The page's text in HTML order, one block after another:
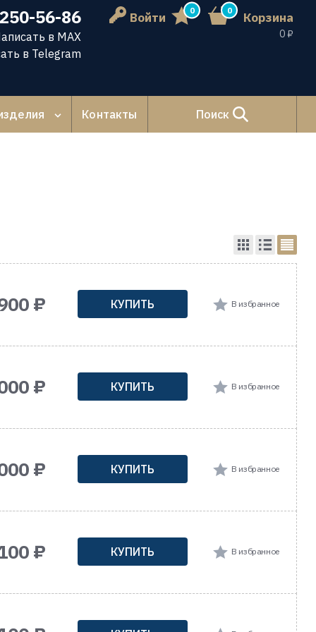
56-86
в MAX
в Telegram
Войти 0 0 Корзина
0 ₽
Контакты Поиск
₽ КУПИТЬ В избранное
₽ КУПИТЬ В избранное
₽ КУПИТЬ В избранное
₽ КУПИТЬ В избранное